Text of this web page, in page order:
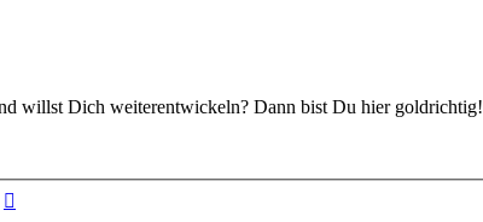
willst Dich weiterentwickeln? Dann bist Du hier goldrichtig!